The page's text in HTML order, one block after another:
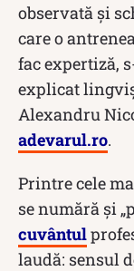
observată şi
care o
fac expertiză,
explicat
Alexandru
adevarul.ro.
Printre cele
se numără și
cuvântul
laudă: sensul